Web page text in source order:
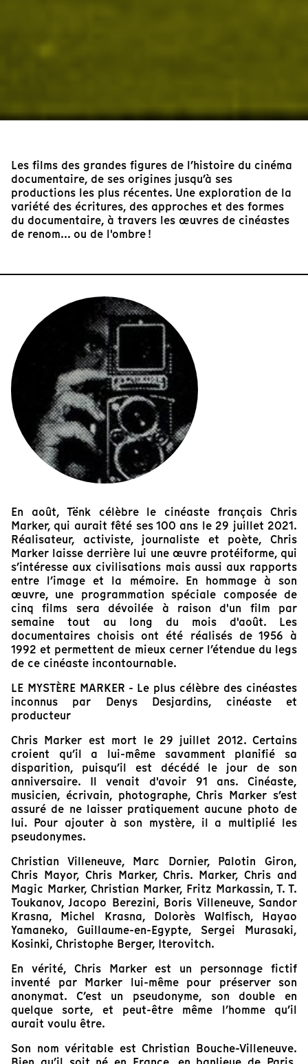
Les films des grandes figures de l’histoire du cinéma
documentaire, de ses origines jusqu’à ses
productions les plus récentes. Une exploration de la
variété des écritures, des approches et des formes
du documentaire, à travers les œuvres de cinéastes
de renom... ou de l'ombre !
En août, Tënk célèbre le cinéaste français Chris
Marker, qui aurait fêté ses 100 ans le 29 juillet 2021.
Réalisateur, activiste, journaliste et poète, Chris
Marker laisse derrière lui une œuvre protéiforme, qui
s’intéresse aux civilisations mais aussi aux rapports
entre l’image et la mémoire. En hommage à son
œuvre, une programmation spéciale composée de
cinq films sera dévoilée à raison d'un film par
semaine tout au long du mois d'août. Les
documentaires choisis ont été réalisés de 1956 à
1992 et permettent de mieux cerner l’étendue du legs
de ce cinéaste incontournable.
LE MYSTÈRE MARKER - Le plus célèbre des cinéastes
inconnus par Denys Desjardins, cinéaste et
producteur
Chris Marker est mort le 29 juillet 2012. Certains
croient qu’il a lui-même savamment planifié sa
disparition, puisqu’il est décédé le jour de son
anniversaire. Il venait d'avoir 91 ans. Cinéaste,
musicien, écrivain, photographe, Chris Marker s’est
assuré de ne laisser pratiquement aucune photo de
lui. Pour ajouter à son mystère, il a multiplié les
pseudonymes.
Christian Villeneuve, Marc Dornier, Palotin Giron,
Chris Mayor, Chris Marker, Chris. Marker, Chris and
Magic Marker, Christian Marker, Fritz Markassin, T. T.
Toukanov, Jacopo Berezini, Boris Villeneuve, Sandor
Krasna, Michel Krasna, Dolorès Walfisch, Hayao
Yamaneko, Guillaume-en-Egypte, Sergei Murasaki,
Kosinki, Christophe Berger, Iterovitch.
En vérité, Chris Marker est un personnage fictif
inventé par Marker lui-même pour préserver son
anonymat. C’est un pseudonyme, son double en
quelque sorte, et peut-être même l’homme qu’il
aurait voulu être.
Son nom véritable est Christian Bouche-Villeneuve.